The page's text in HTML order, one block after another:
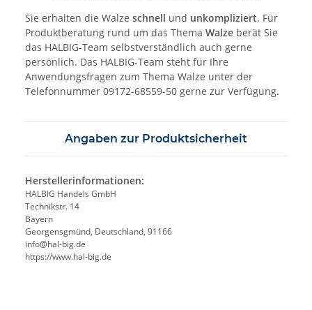
Sie erhalten die Walze schnell und unkompliziert. Für
Produktberatung rund um das Thema Walze berät Sie
das HALBIG-Team selbstverständlich auch gerne
persönlich. Das HALBIG-Team steht für Ihre
Anwendungsfragen zum Thema Walze unter der
Telefonnummer 09172-68559-50 gerne zur Verfügung.
Angaben zur Produktsicherheit
Herstellerinformationen:
HALBIG Handels GmbH
Technikstr. 14
Bayern
Georgensgmünd, Deutschland, 91166
info@hal-big.de
https://www.hal-big.de